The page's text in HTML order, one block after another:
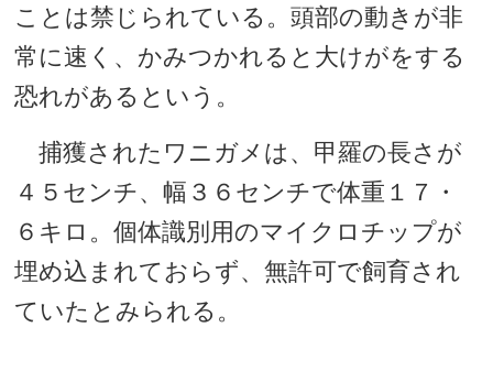
ことは禁じられている。頭部の動きが非
常に速く、かみつかれると大けがをする
恐れがあるという。
捕獲されたワニガメは、甲羅の長さが
４５センチ、幅３６センチで体重１７・
６キロ。個体識別用のマイクロチップが
埋め込まれておらず、無許可で飼育され
ていたとみられる。